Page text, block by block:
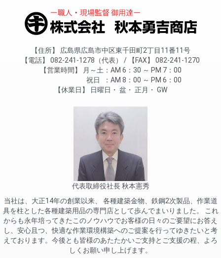
住所
広島県広島市中区東千田町2丁目11番11号
電話
082-241-1278（代表） FAX
082-241-1270
営業時間
月～土
AM 6：30 ～ PM 7：00
祝日
AM 8：00 ～ PM 6：00
休業日
日曜日 盆 正月 GW
代表取締役社長 秋本憲秀
当社は、大正14年の創業以来、 各種建築金物、鉄鋼2次製品、作業道
具を柱とした各種建築用品の専門店として歩んでまいりました。 これ
からも永年培ってきたこのノウハウでお客様の日々のご要望にお答え
し、安心且つ、快適な作業環境構築へのご提案を行ってゆきたいと考
えております。今後とも皆様のあたたかいご支持とご支援の程、よろ
しくお願い申し上げます。